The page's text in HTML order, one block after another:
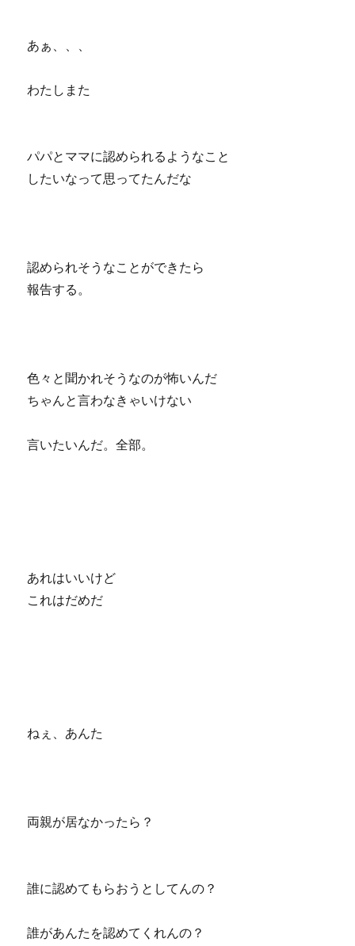
あぁ、、、
わたしまた
パパとママに認められるようなこと
したいなって思ってたんだな
認められそうなことができたら
報告する。
色々と聞かれそうなのが怖いんだ
ちゃんと言わなきゃいけない
言いたいんだ。全部。
あれはいいけど
これはだめだ
ねぇ、あんた
両親が居なかったら？
誰に認めてもらおうとしてんの？
誰があんたを認めてくれんの？